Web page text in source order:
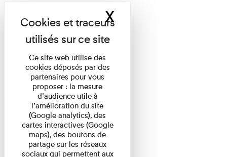
Ce site web utilise des
cookies déposés par des
partenaires pour vous
proposer : la mesure
d’audience utile à
l’amélioration du site
(Google analytics), des
cartes interactives (Google
maps), des boutons de
partage sur les réseaux
sociaux qui permettent aux
XMasquer le